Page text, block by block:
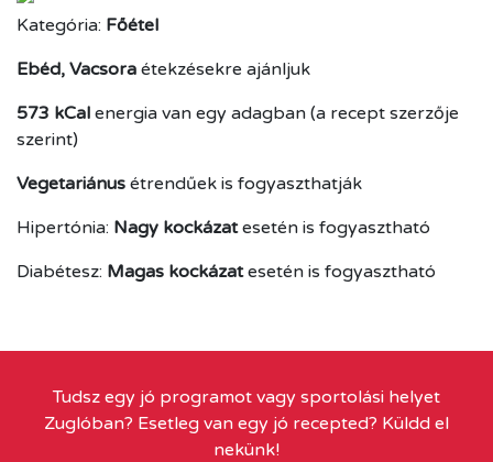
Kategória: Főétel
Ebéd, Vacsora étekzésekre ajánljuk
573 kCal energia van egy adagban (a recept szerzője
szerint)
Vegetariánus étrendűek is fogyaszthatják
Hipertónia: Nagy kockázatesetén is fogyasztható
Diabétesz: Magas kockázatesetén is fogyasztható
Tudsz egy jó programot vagy sportolási helyet
Zuglóban? Esetleg van egy jó recepted? Küldd el
nekünk!